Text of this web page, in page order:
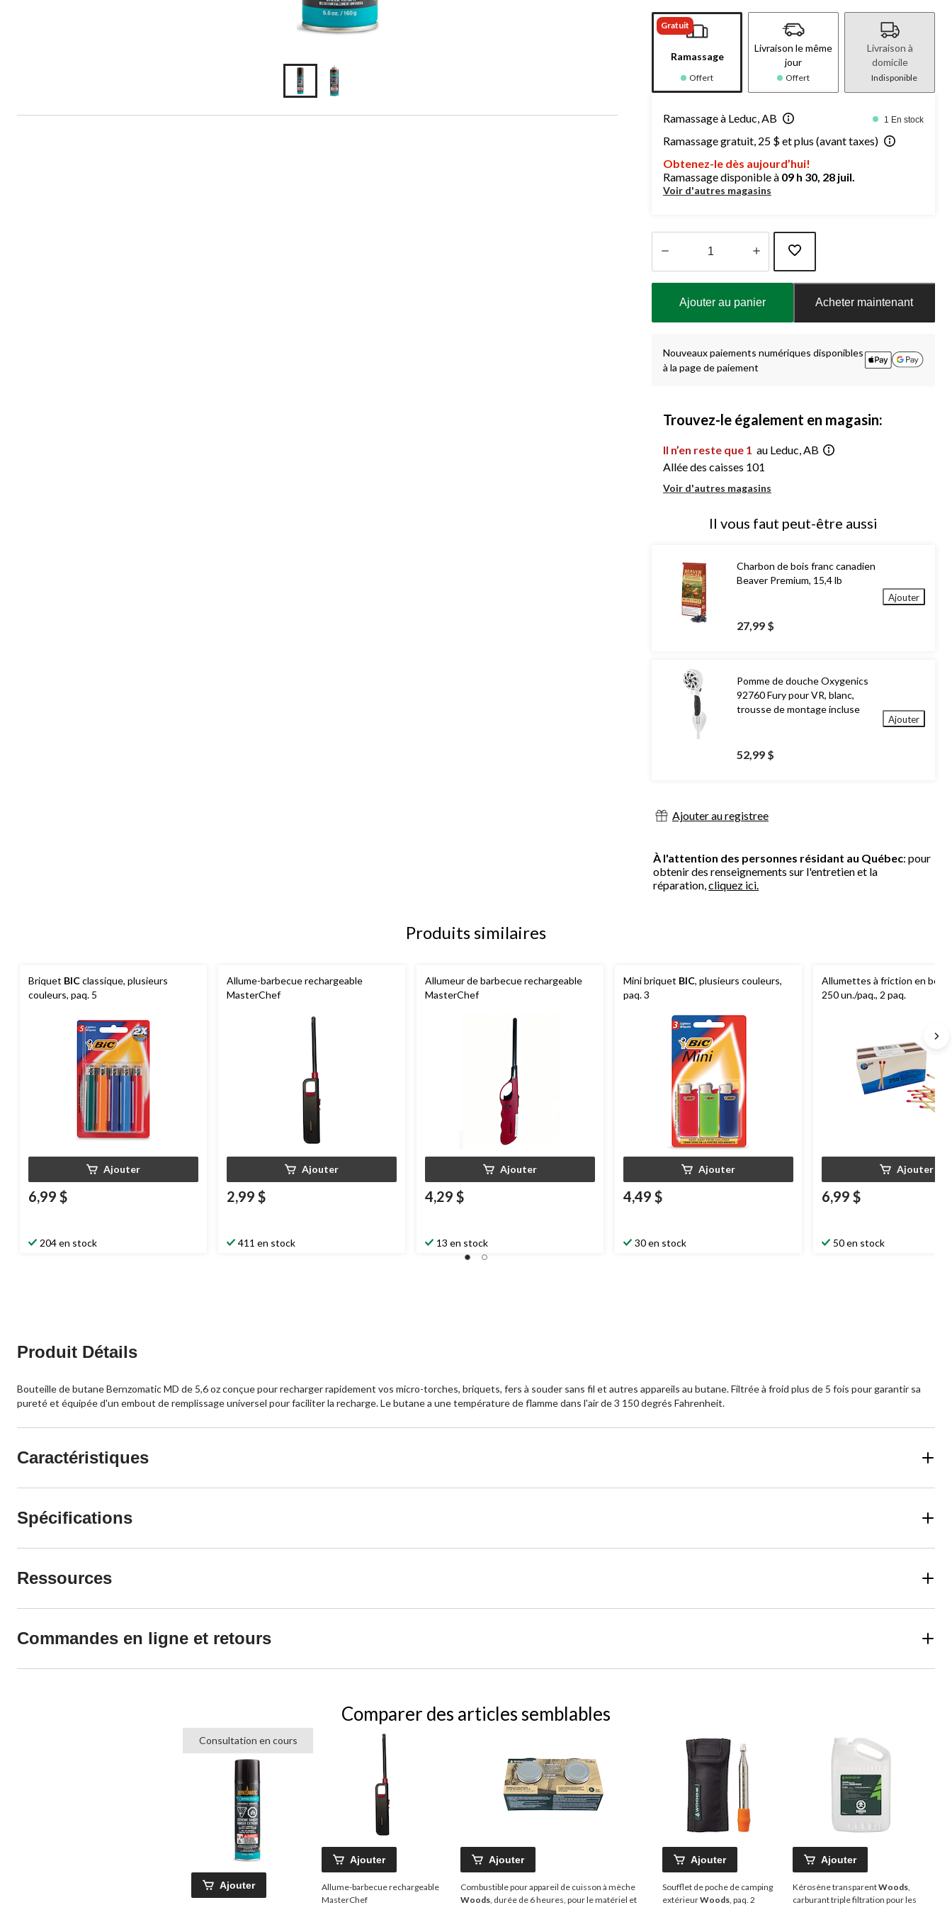
Gratuit
Ramassage
Offert
Livraison le même
jour
Offert
Livraison à
domicile
Indisponible
Ramassage à Leduc, AB 1 En stock
Ramassage gratuit, 25 $ et plus (avant taxes)
Obtenez-le dès aujourd’hui!
Ramassage disponible à 09 h 30, 28 juil.
Voir d'autres magasins
Ajouter au panier Acheter maintenant
Nouveaux paiements numériques disponibles
à la page de paiement
Trouvez-le également en magasin:
Il n’en reste que 1 au Leduc, AB
Allée des caisses 101
Voir d'autres magasins
Il vous faut peut-être aussi
Charbon de bois franc canadien
Beaver Premium, 15,4 lb
27,99 $
Ajouter
Pomme de douche Oxygenics
92760 Fury pour VR, blanc,
trousse de montage incluse
52,99 $
Ajouter
Ajouter au registree
À l'attention des personnes résidant au Québec: pour
obtenir des renseignements sur l'entretien et la
réparation,cliquez ici.
Produits similaires
Briquet BICclassique, plusieurs
couleurs, paq. 5
Ajouter
6,99 $
204 en stock
Allume-barbecue rechargeable
MasterChef
Ajouter
2,99 $
411 en stock
Allumeur de barbecue rechargeable
MasterChef
Ajouter
4,29 $
13 en stock
Mini briquet BIC, plusieurs couleurs,
paq. 3
Ajouter
4,49 $
30 en stock
Allumettes à friction en bois
250 un./paq., 2 paq.
Ajouter
6,99 $
50 en stock
Produit Détails
Bouteille de butane Bernzomatic MD de 5,6 oz conçue pour recharger rapidement vos micro-torches, briquets, fers à souder sans fil et autres appareils au butane. Filtrée à froid plus de 5 fois pour garantir sa
pureté et équipée d'un embout de remplissage universel pour faciliter la recharge. Le butane a une température de flamme dans l'air de 3 150 degrés Fahrenheit.
Caractéristiques
Spécifications
Ressources
Commandes en ligne et retours
Comparer des articles semblables
Consultation en cours
Ajouter
Ajouter
Allume-barbecue rechargeable
MasterChef
Ajouter
Combustible pour appareil de cuisson à mèche
Woods, durée de 6 heures, pour le matériel et
Ajouter
Soufflet de poche de camping
extérieurWoods, paq. 2
Ajouter
Kérosène transparentWoods,
carburant triple filtration pour les